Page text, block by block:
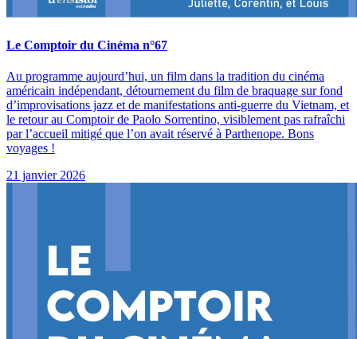
Le Comptoir du Cinéma n°67
Au programme aujourd’hui, un film dans la tradition du cinéma
américain indépendant, détournement du film de braquage sur fond
d’improvisations jazz et de manifestations anti-guerre du Vietnam, et
le retour au Comptoir de Paolo Sorrentino, visiblement pas rafraîchi
par l’accueil mitigé que l’on avait réservé à Parthenope. Bons
voyages !
21 janvier 2026